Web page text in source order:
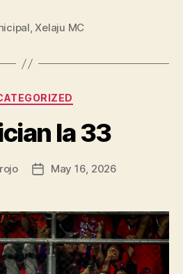
,Xelaju MC
Categories
la 33
PostMay 16, 2026